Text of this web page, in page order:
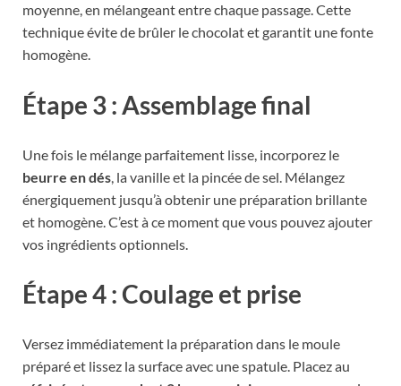
moyenne, en mélangeant entre chaque passage. Cette
technique évite de brûler le chocolat et garantit une fonte
homogène.
Étape 3 : Assemblage final
Une fois le mélange parfaitement lisse, incorporez le
beurre en dés, la vanille et la pincée de sel. Mélangez
énergiquement jusqu’à obtenir une préparation brillante
et homogène. C’est à ce moment que vous pouvez ajouter
vos ingrédients optionnels.
Étape 4 : Coulage et prise
Versez immédiatement la préparation dans le moule
préparé et lissez la surface avec une spatule. Placez au